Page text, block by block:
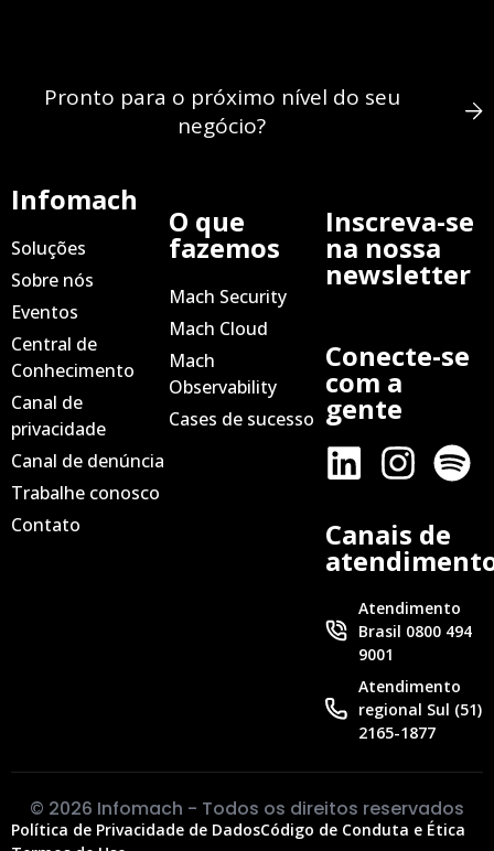
Pronto para o próximo nível do seu
negócio?
Infomach
Soluções
Sobre nós
Eventos
Central de
Conhecimento
Canal de
privacidade
Canal de denúncia
Trabalhe conosco
Contato
O que
fazemos
Mach Security
Mach Cloud
Mach
Observability
Cases de sucesso
Inscreva-se
na nossa
newsletter
Conecte-se
com a
gente
Canais de
Atendimento
Brasil 0800 494
9001
Atendimento
regional Sul (51)
2165-1877
© 2026 Infomach - Todos os direitos reservados
Política de Privacidade de DadosCódigo de Conduta e Ética